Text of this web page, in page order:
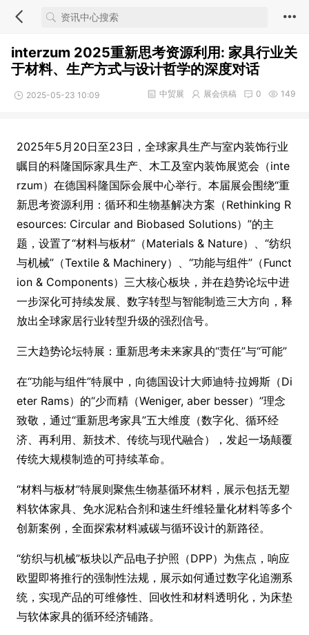
interzum 2025重新思考资源利用: 家具行业关
于材料、生产方式与设计哲学的深度对话
2025-05-23 10:09 149
0
展会供稿
中贸展
2025年5月20日至23日，全球家具生产与室内装饰行业
瞩目的科隆国际家具生产、木工及室内装饰展览会（inte
rzum）在德国科隆国际会展中心举行。本届展会围绕“重
新思考资源利用：循环和生物基解决方案（Rethinking R
esources: Circular and Biobased Solutions）”的主
题，设置了“材料与板材”（Materials & Nature）、“纺织
与机械”（Textile & Machinery）、“功能与组件”（Funct
ion & Components）三大核心板块，并在趋势论坛中进
一步深化可持续发展、数字转型与智能制造三大方向，释
放出全球家居行业转型升级的强烈信号。
三大趋势论坛特展：重新思考未来家具的“责任”与“可能”
在“功能与组件”特展中，向德国设计大师迪特·拉姆斯（Di
eter Rams）的“少而精（Weniger, aber besser）”理念
致敬，通过“重新思考家具”五大维度（数字化、循环经
济、再利用、新技术、传统与现代融合），发起一场颠覆
传统大规模制造的可持续革命。
“材料与板材”特展则聚焦生物基循环材料，展示包括无塑
料软体家具、免水泥粘合剂和速生纤维轻量化材料等多个
创新案例，全面探索材料减碳与循环设计的新路径。
“纺织与机械”板块以产品电子护照（DPP）为焦点，响应
欧盟即将推行的强制性法规，展示如何通过数字化追溯系
统，实现产品的可维修性、回收性和材料透明化，为床垫
与软体家具的循环经济铺路。